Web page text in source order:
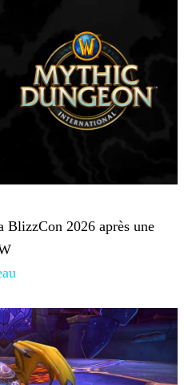
BlizzCon 2026 après une